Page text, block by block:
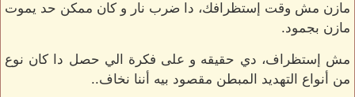
مازن مش وقت إستظرافك، دا ضرب نار و كان ممكن حد يموت
مازن بجمود.
مش إستظراف، دي حقيقه و على فكرة الي حصل دا كان نوع
من أنواع التهديد المبطن مقصود بيه أننا نخاف..